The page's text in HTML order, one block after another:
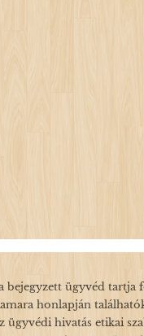
ügyvéd
honlapján
ügyvédi hivatás etikai